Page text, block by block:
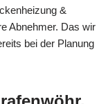
&
Abnehmer. Das wir
bei der Planung